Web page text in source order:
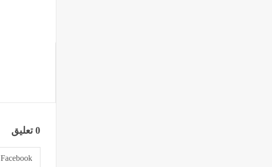
0 تعليق
Facebook